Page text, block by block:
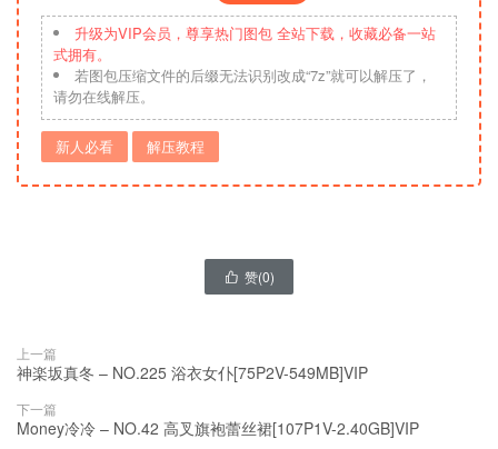
升级为VIP会员，尊享热门图包 全站下载，收藏必备一站
式拥有。
若图包压缩文件的后缀无法识别改成“7z”就可以解压了，
请勿在线解压。
新人必看 解压教程
 赞(0)
上一篇
神楽坂真冬 – NO.225 浴衣女仆[75P2V-549MB]VIP
下一篇
Money冷冷 – NO.42 高叉旗袍蕾丝裙[107P1V-2.40GB]VIP